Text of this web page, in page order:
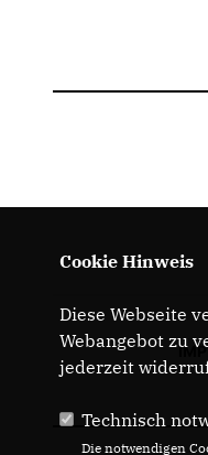
Cookie Hinweis
Diese Webseite
Webangebot zu
jederzeit
Technisch
Die notwendigen